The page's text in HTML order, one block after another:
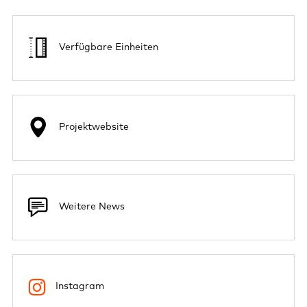
Verfügbare Einheiten
Projektwebsite
Weitere News
Instagram